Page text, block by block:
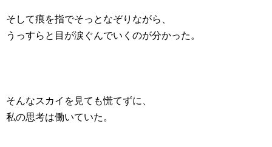
そして痕を指でそっとなぞりながら、
うっすらと目が涙ぐんでいくのが分かった。
そんなスカイを見ても慌てずに、
私の思考は働いていた。